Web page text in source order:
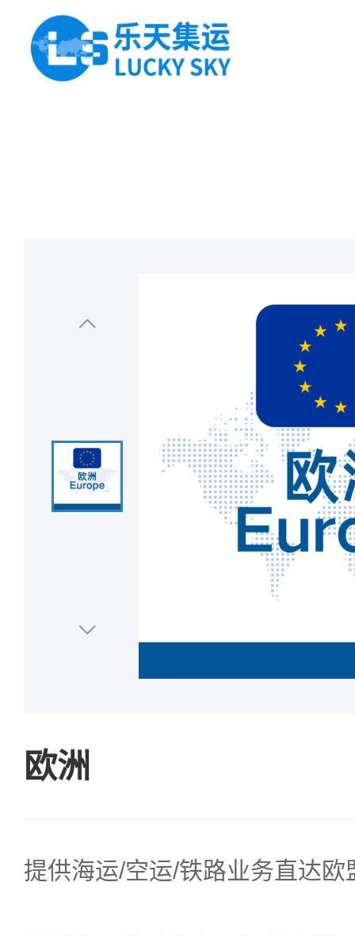
欧洲
提供海运/空运/铁路业务直达欧